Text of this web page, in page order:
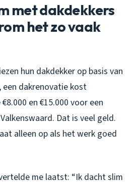
met dakdekkers
het zo vaak
hun dakdekker op basis van
een dakrenovatie kost
en €15.000 voor een
Dat is veel geld.
alleen op als het werk goed
me laatst: “Ik dacht slim